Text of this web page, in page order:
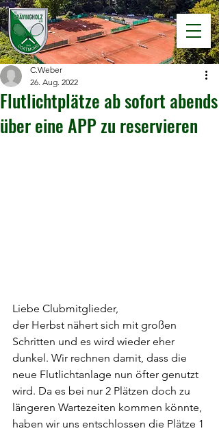
Flutlichtplätze ab sofort abends
über eine APP zu reservieren
C.Weber
26. Aug. 2022
Liebe Clubmitglieder,
der Herbst nähert sich mit großen
Schritten und es wird wieder eher
dunkel. Wir rechnen damit, dass die
neue Flutlichtanlage nun öfter genutzt
wird. Da es bei nur 2 Plätzen doch zu
längeren Wartezeiten kommen könnte,
haben wir uns entschlossen die Plätze 1